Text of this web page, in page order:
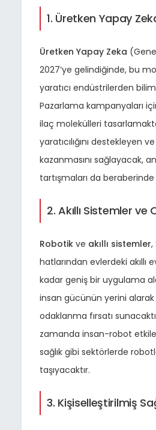
1. Üretken Yapay
Üretken Yapay Zeka
2027’ye gelindiğinde, bu
yaratıcı endüstrilerden
Pazarlama kampanyaları
ilaç molekülleri
yaratıcılığını
kazanmasını sağlayacak,
tartışmaları da
2. Akıllı Sistemler
Robotik ve akıllı sistemler,
hatlarından evlerdeki
kadar geniş bir uygulama
insan gücünün yerini alarak
odaklanma fırsatı
zamanda insan-robot
sağlık gibi sektörlerde
taşıyacaktır.
3. Kişiselleştirilmiş